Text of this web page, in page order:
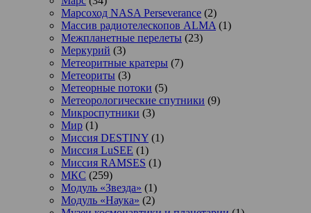
Марсоход NASA Perseverance (2)
Массив радиотелескопов ALMA (1)
Межпланетные перелеты (23)
Меркурий (3)
Метеоритные кратеры (7)
Метеориты (3)
Метеорные потоки (5)
Метеорологические спутники (9)
Микроспутники (3)
Мир (1)
Миссия DESTINY (1)
Миссия LuSEE (1)
Миссия RAMSES (1)
МКС (259)
Модуль «Звезда» (1)
Модуль «Наука» (2)